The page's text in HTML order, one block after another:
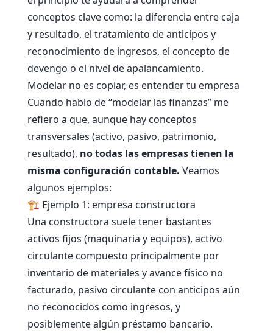
conceptos clave como: la diferencia entre caja
y resultado, el tratamiento de anticipos y
reconocimiento de ingresos, el concepto de
devengo o el nivel de apalancamiento.
Modelar no es copiar, es entender tu empresa
Cuando hablo de “modelar las finanzas” me
refiero a que, aunque hay conceptos
transversales (activo, pasivo, patrimonio,
resultado), no todas las empresas tienen la
misma configuración contable. Veamos
algunos ejemplos:
🏗️ Ejemplo 1: empresa constructora
Una constructora suele tener bastantes
activos fijos (maquinaria y equipos), activo
circulante compuesto principalmente por
inventario de materiales y avance físico no
facturado, pasivo circulante con anticipos aún
no reconocidos como ingresos, y
posiblemente algún préstamo bancario.